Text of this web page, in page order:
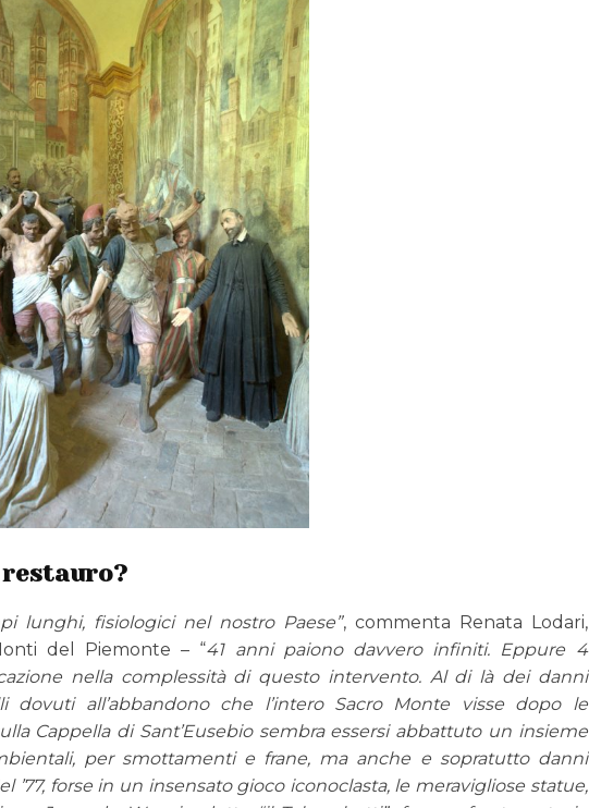
restauro?
lunghi, fisiologici nel nostro Paese”, commenta Renata Lodari,
del Piemonte – “41 anni paiono davvero infiniti. Eppure 4
nella complessità di questo intervento. Al di là dei danni
all’abbandono che l’intero Sacro Monte visse dopo le
Cappella di Sant’Eusebio sembra essersi abbattuto un insieme
per smottamenti e frane, ma anche e sopratutto danni
’77, forse in un insensato gioco iconoclasta, le meravigliose statue,